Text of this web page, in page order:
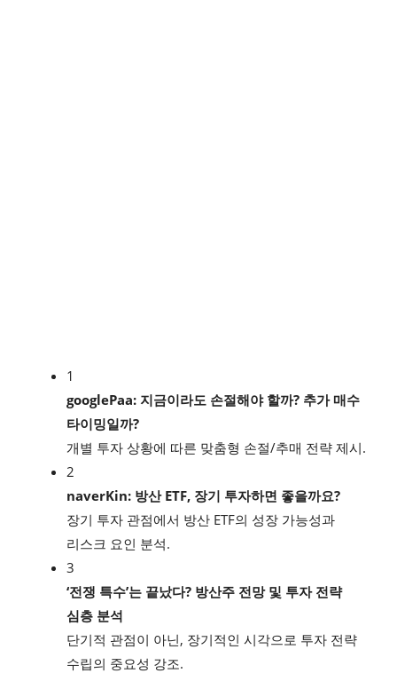
1
googlePaa: 지금이라도 손절해야 할까? 추가 매수
타이밍일까?
개별 투자 상황에 따른 맞춤형 손절/추매 전략 제시.
2
naverKin: 방산 ETF, 장기 투자하면 좋을까요?
장기 투자 관점에서 방산 ETF의 성장 가능성과
리스크 요인 분석.
3
‘전쟁 특수’는 끝났다? 방산주 전망 및 투자 전략
심층 분석
단기적 관점이 아닌, 장기적인 시각으로 투자 전략
수립의 중요성 강조.